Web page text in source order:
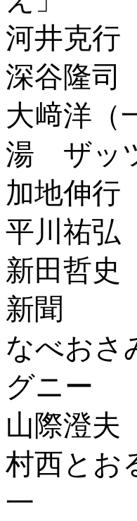
河井克
深谷隆
大﨑洋（
湯 ザッ
加地伸
平川祐
新田哲
新聞
なべおさ
グニー
山際澄夫
村西とお
一